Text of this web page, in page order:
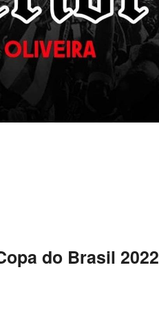
do Brasil 2022